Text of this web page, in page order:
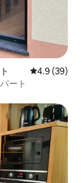
レビュー39
4.9 (39)
ート